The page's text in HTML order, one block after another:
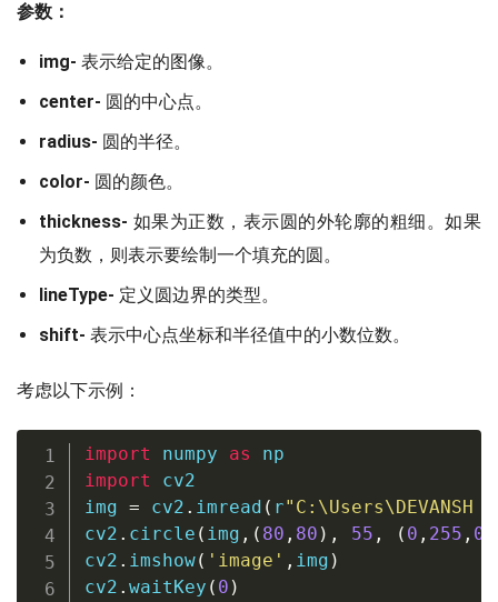
参数：
img- 表示给定的图像。
center- 圆的中心点。
radius- 圆的半径。
color- 圆的颜色。
thickness- 如果为正数，表示圆的外轮廓的粗细。如果
为负数，则表示要绘制一个填充的圆。
lineType- 定义圆边界的类型。
shift- 表示中心点坐标和半径值中的小数位数。
考虑以下示例：
import numpy as
import cv2
img = cv2 . imread ( r"C:\Users\DEVANSH
cv2 . circle ( img , ( 80 , 80 ) , 55 , ( 0 , 255 , 0
cv2 . imshow( 'image' , img )
cv2 . waitKey ( 0 )